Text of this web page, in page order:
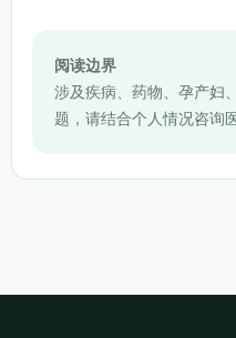
阅读边界
涉及疾病、药物、孕产妇
题，请结合个人情况咨询